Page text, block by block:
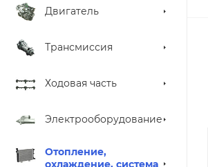
Двигатель
Трансмиссия
Ходовая часть
Электрооборудование
Отопление,
охлаждение, система